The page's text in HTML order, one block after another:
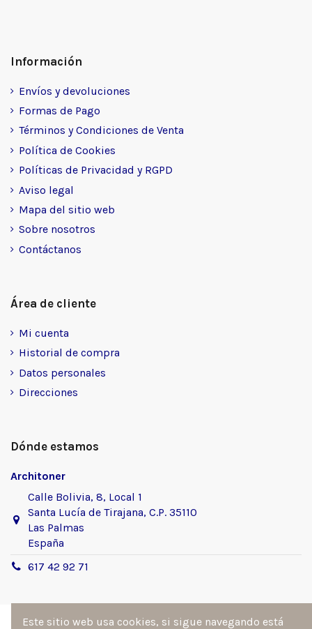
Información
Envíos y devoluciones
Formas de Pago
Términos y Condiciones de Venta
Política de Cookies
Políticas de Privacidad y RGPD
Aviso legal
Mapa del sitio web
Sobre nosotros
Contáctanos
Área de cliente
Mi cuenta
Historial de compra
Datos personales
Direcciones
Dónde estamos
Architoner
Calle Bolivia, 8, Local 1
Santa Lucía de Tirajana, C.P. 35110
Las Palmas
España
617 42 92 71
Este sitio web usa cookies, si sigue navegando está